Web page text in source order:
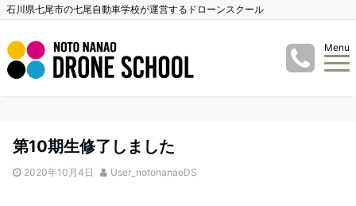
石川県七尾市の七尾自動車学校が運営するドローンスクール
Menu
第10期生修了しました
2020年10月4日 User_notonanaoDS